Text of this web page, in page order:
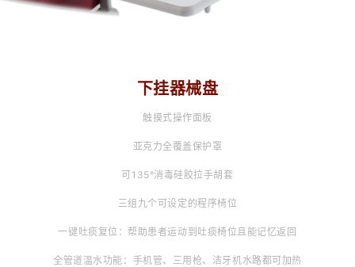
下挂器械盘
触摸式操作面板
亚克力全覆盖保护罩
可135°消毒硅胶拉手胡套
三组九个可设定的程序椅位
一键吐痰复位：帮助患者运动到吐痰椅位且能记忆返回
全管道温水功能：手机管、三用枪、洁牙机水路都可加热